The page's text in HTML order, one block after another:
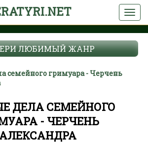
ЛЮБИМЫЙ ЖАНР
семейного гримуара - Черчень
ДЕЛА СЕМЕЙНОГО
- ЧЕРЧЕНЬ
АЛЕКСАНДРА